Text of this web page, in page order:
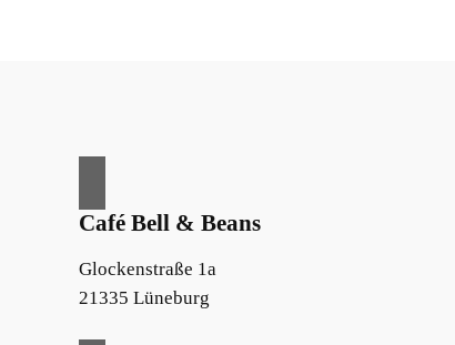
Café Bell & Beans
Glockenstraße 1a
21335 Lüneburg